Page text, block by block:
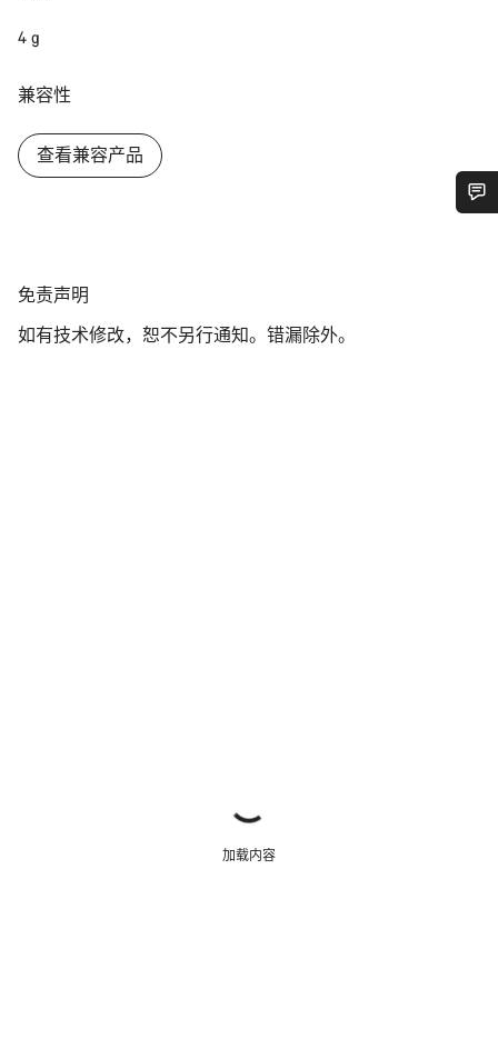
4 g
兼容性
查看兼容产品
免
声
免责声明
如有技术修改，恕不另行通知。错漏除外。
加载内容
我们的客户支持专家正在等待为您答疑解惑。